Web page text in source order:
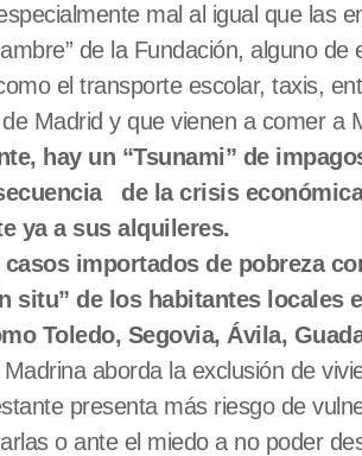
mal al igual que las
de la Fundación, alguno
el transporte escolar, taxis,
Madrid y que vienen a comer a
hay un “Tsunami” de
de la crisis
ya a sus alquileres.
casos importados de pobreza
situ” de los habitantes locales
Toledo, Segovia, Ávila,
Madrina aborda la exclusión de
presenta más riesgo de
o ante el miedo a no poder